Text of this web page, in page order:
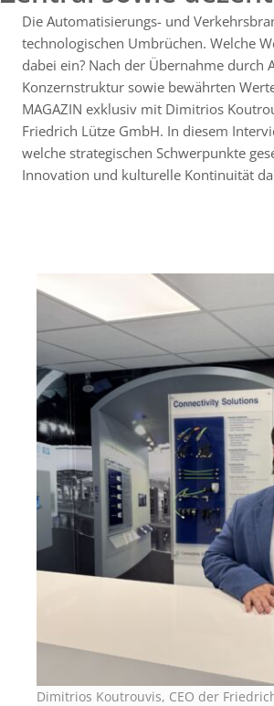
Lösungen zu erweitern und strebt an, Flexibilität
Bereich Connectivity und Automatisierung zu
Die Automatisierungs- und
technologischen Umbrüchen. Welche
dabei ein? Nach der Übernahme
Konzernstruktur sowie bewährten
MAGAZIN exklusiv mit Dimitrios
Friedrich Lütze GmbH. In diesem
welche strategischen Schwerpunkte
Innovation und kulturelle Kontinuität
Dimitrios Koutrouvis, CEO der